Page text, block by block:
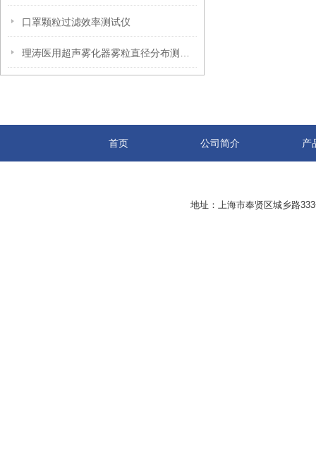
口罩颗粒过滤效率测试仪
首页 公司简介 产
地址：上海市奉贤区城乡路